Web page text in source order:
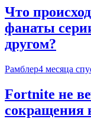
Что
фанаты
другом?
Рамблер4 месяца
Fortnite не
сокращения